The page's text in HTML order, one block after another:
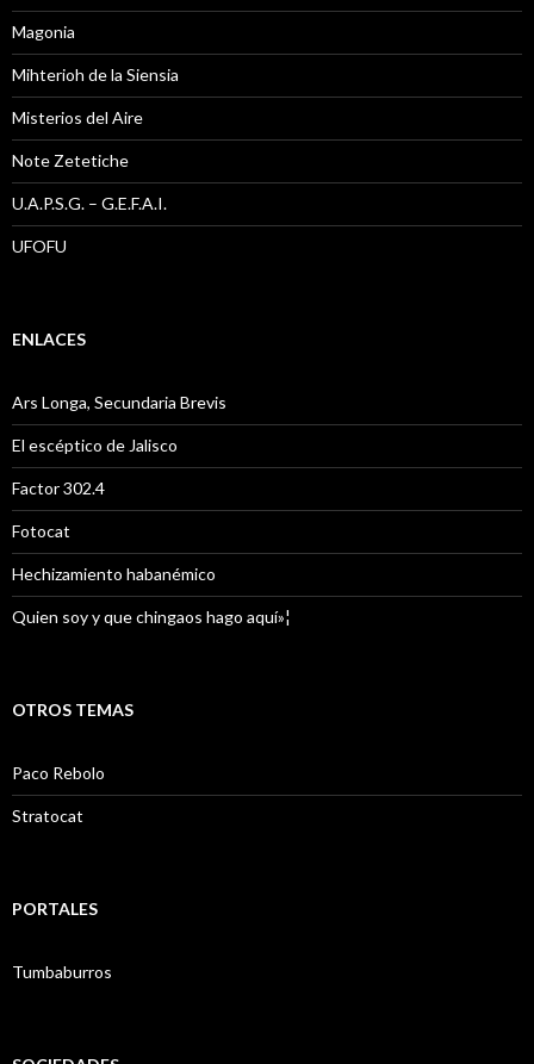
Magonia
Mihterioh de la Siensia
Misterios del Aire
Note Zetetiche
U.A.P.S.G. – G.E.F.A.I.
UFOFU
ENLACES
Ars Longa, Secundaria Brevis
El escéptico de Jalisco
Factor 302.4
Fotocat
Hechizamiento habanémico
Quien soy y que chingaos hago aquí»¦
OTROS TEMAS
Paco Rebolo
Stratocat
PORTALES
Tumbaburros